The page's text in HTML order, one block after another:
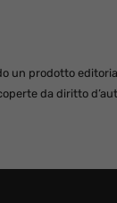
un prodotto
da diritto